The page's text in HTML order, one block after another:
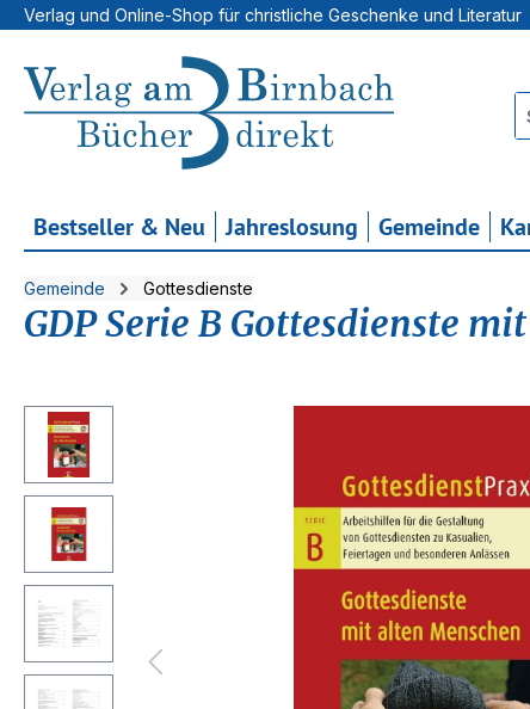
Hauptinhalt springen
Zur Suche springen
Zur Hauptnavigation springen
Verlag und Online-Shop für christliche Geschenke und Literatur
Bestseller & Neu Jahreslosung Gemeinde
Gemeinde Gottesdienste
GDP Serie B Gottesdienste
Bildergalerie überspringen